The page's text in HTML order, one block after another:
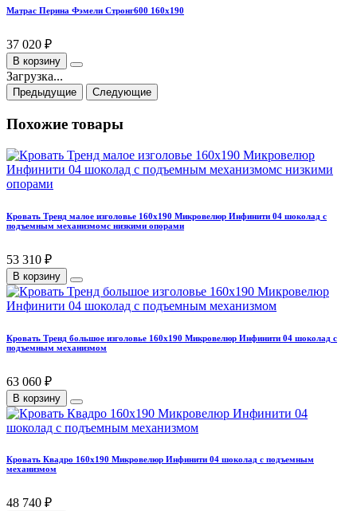
Матрас Перина Фэмели Стронг600 160х190
37 020 ₽
В корзину
Загрузка...
Предыдущие Следующие
Похожие товары
Кровать Тренд малое изголовье 160х190 Микровелюр Инфинити 04 шоколад с
подъемным механизмомс низкими опорами
53 310 ₽
В корзину
Кровать Тренд большое изголовье 160х190 Микровелюр Инфинити 04 шоколад с
подъемным механизмом
63 060 ₽
В корзину
Кровать Квадро 160х190 Микровелюр Инфинити 04 шоколад с подъемным
механизмом
48 740 ₽